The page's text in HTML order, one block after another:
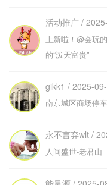
活动推广 /
上新啦！@会玩
的“泼天富贵”
gikk1 / 2025-
南京城区商场停
永不言弃wlt /
人间盛世-老君山